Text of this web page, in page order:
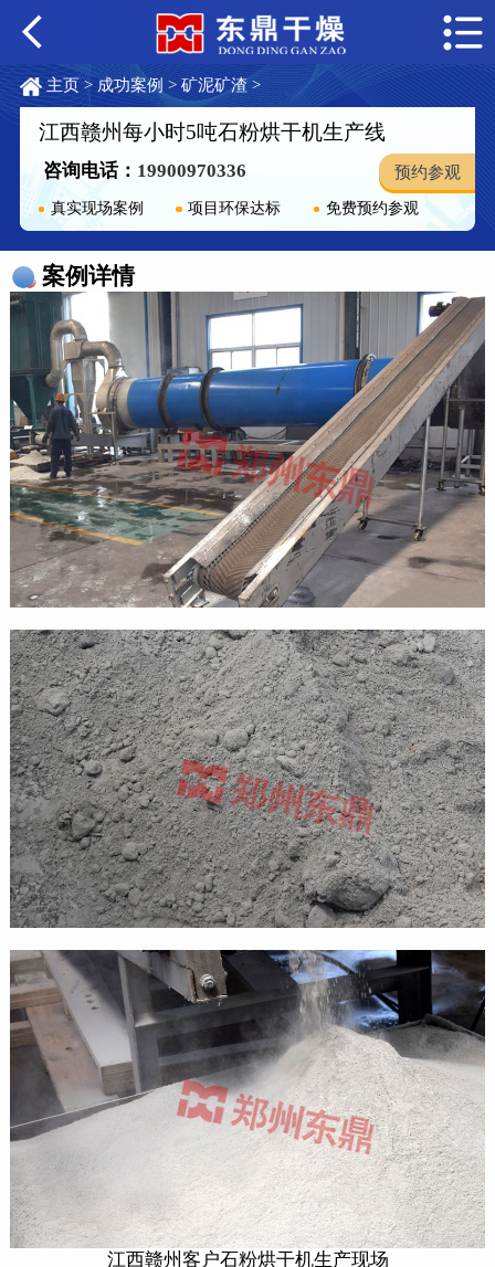
主页> 成功案例 > 矿泥矿渣>
江西赣州每小时5吨石粉烘干机生产线
咨询电话： 19900970336
真实现场案例 项目环保达标 免费预约参观
预约参观
案例详情
江西赣州客户石粉烘干机生产现场